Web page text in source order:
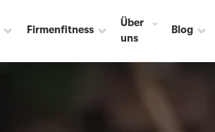
Firmenfitness
Über
uns
Blog